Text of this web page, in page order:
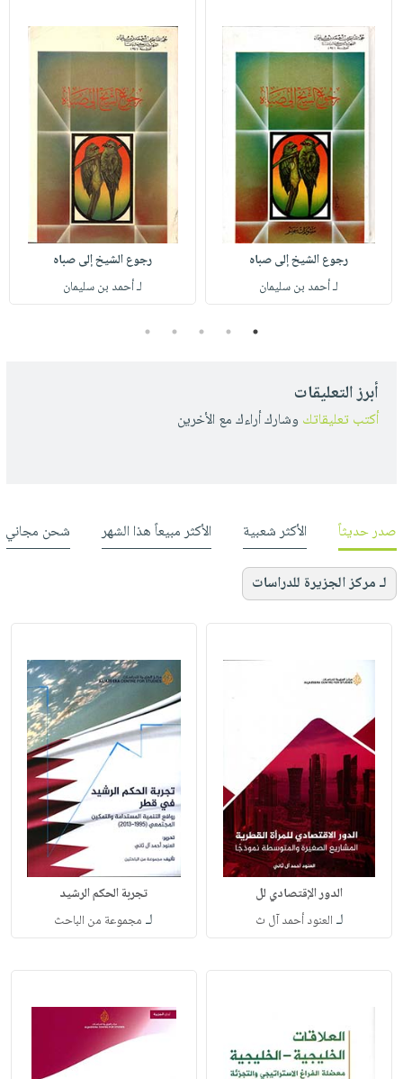
رجوع الشيخ إلى صباه
لـ أحمد بن سليمان
رجوع الشيخ إلى صباه
لـ أحمد بن سليمان
1
2
3
4
5
أبرز التعليقات
أكتب تعليقاتك وشارك أراءك مع الأخرين
صدر حديثاً الأكثر شعبية الأكثر مبيعاً هذا الشهر شحن مجاني
لـ مركز الجزيرة للدراسات
الدور الإقتصادي لل
لـ العنود أحمد آل ث
تجربة الحكم الرشيد
لـ مجموعة من الباحث